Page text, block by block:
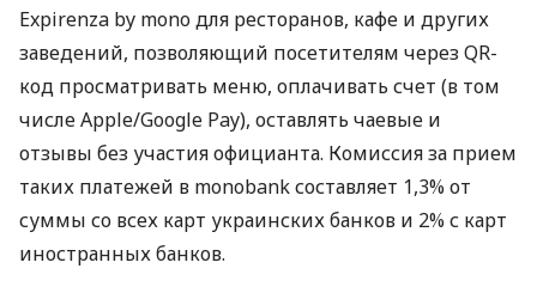
Expirenza by mono для ресторанов, кафе и других
заведений, позволяющий посетителям через QR-
код просматривать меню, оплачивать счет (в том
числе Apple/Google Pay), оставлять чаевые и
отзывы без участия официанта. Комиссия за прием
таких платежей в monobank составляет 1,3% от
суммы со всех карт украинских банков и 2% с карт
иностранных банков.